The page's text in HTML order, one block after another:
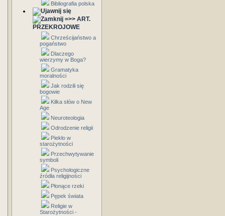
Bibliografia polska
=>> ART.
PRZEKROJOWE
Chrześcijaństwo a
pogaństwo
Dlaczego
wierzymy w Boga?
Gramatyka
moralności
Jak rodzili się
bogowie
Kilka słów o New
Age
Neuroteologia
Odrodzenie religii
Piekło w
starożytności
Przechwytywanie
symboli
Psychologiczne
źródła religijności
Płonące rzeki
Pępek świata
Religie w
Starożytności -